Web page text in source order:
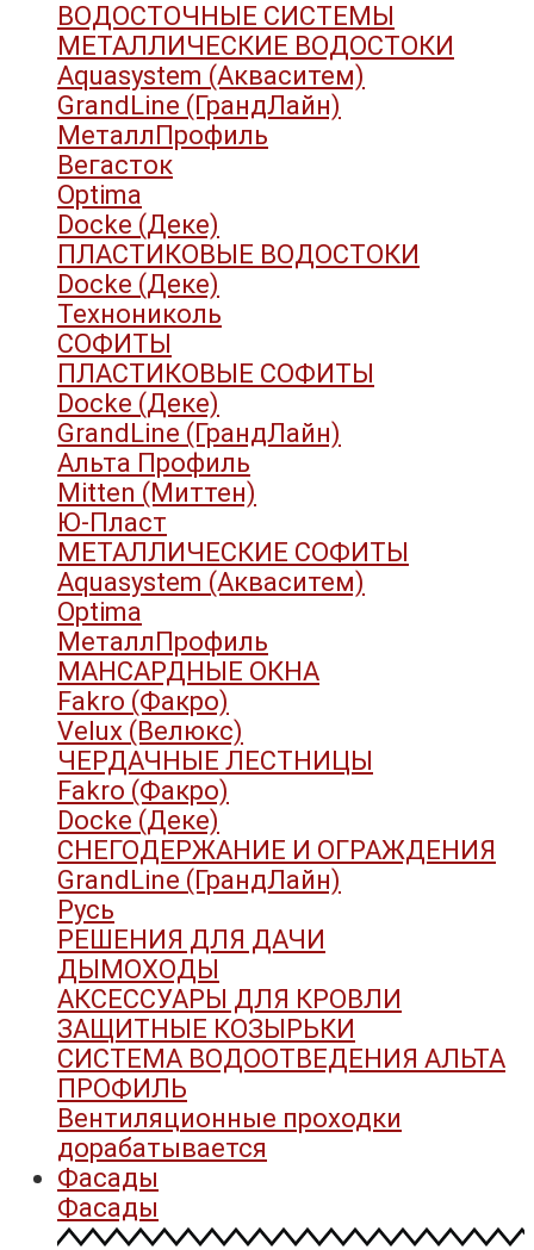
ВОДОСТОЧНЫЕ СИСТЕМЫ
МЕТАЛЛИЧЕСКИЕ ВОДОСТОКИ
Aquasystem (Акваситем)
GrandLine (ГрандЛайн)
МеталлПрофиль
Вегасток
Optima
Docke (Деке)
ПЛАСТИКОВЫЕ ВОДОСТОКИ
Docke (Деке)
Технониколь
СОФИТЫ
ПЛАСТИКОВЫЕ СОФИТЫ
Docke (Деке)
GrandLine (ГрандЛайн)
Альта Профиль
Mitten (Миттен)
Ю-Пласт
МЕТАЛЛИЧЕСКИЕ СОФИТЫ
Aquasystem (Акваситем)
Optima
МеталлПрофиль
МАНСАРДНЫЕ ОКНА
Fakro (Факро)
Velux (Велюкс)
ЧЕРДАЧНЫЕ ЛЕСТНИЦЫ
Fakro (Факро)
Docke (Деке)
СНЕГОДЕРЖАНИЕ И ОГРАЖДЕНИЯ
GrandLine (ГрандЛайн)
Русь
РЕШЕНИЯ ДЛЯ ДАЧИ
ДЫМОХОДЫ
АКСЕССУАРЫ ДЛЯ КРОВЛИ
ЗАЩИТНЫЕ КОЗЫРЬКИ
СИСТЕМА ВОДООТВЕДЕНИЯ АЛЬТА
ПРОФИЛЬ
Вентиляционные проходки
дорабатывается
Фасады
Фасады